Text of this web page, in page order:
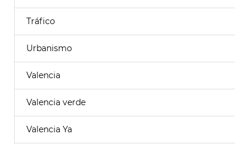
Tráfico
Urbanismo
Valencia
Valencia verde
Valencia Ya